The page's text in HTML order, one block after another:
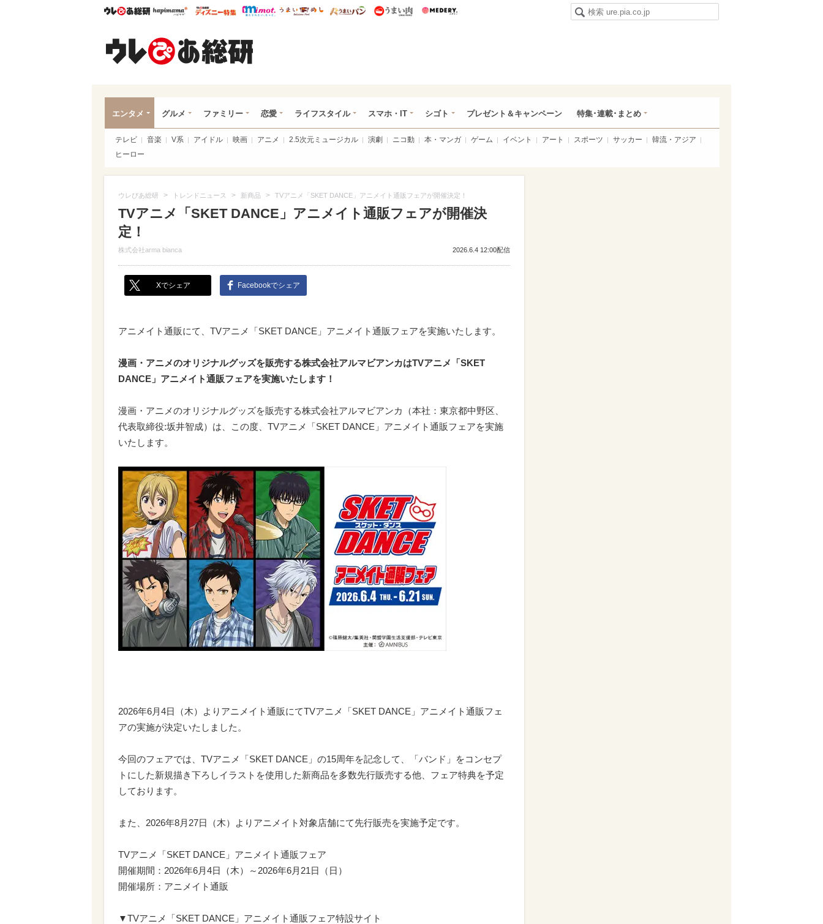
ウレぴあ総研ハピママ* ウレぴあ総研 ディズニー特集
mimot. うまいめし うまいパン うまい肉
エンタメ グルメ ファミリー 恋愛 ライフスタイル スマホ・IT シゴト プレゼント＆キャンペーン 特集･連載･まとめ
テレビ 音楽 V系 アイドル 映画 アニメ 2.5次元ミュージカル 演劇 ニコ動 本・マンガ ゲーム イベント アート スポーツ サッカー
韓流・アジア
ヒーロー
ウレぴあ総研 > トレンドニュース > 新商品 > TVアニメ「SKET DANCE」アニメイト通販フェアが開催決定！
TVアニメ「SKET DANCE」アニメイト通販フェアが開催決
定！
株式会社arma bianca 2026.6.4 12:00配信
Xでシェア Facebookでシェア
アニメイト通販にて、TVアニメ「SKET DANCE」アニメイト通販フェアを実施いたします。
漫画・アニメのオリジナルグッズを販売する株式会社アルマビアンカはTVアニメ「SKET
DANCE」アニメイト通販フェアを実施いたします！
漫画・アニメのオリジナルグッズを販売する株式会社アルマビアンカ（本社：東京都中野区、
代表取締役:坂井智成）は、この度、TVアニメ「SKET DANCE」アニメイト通販フェアを実施
いたします。
2026年6月4日（木）よりアニメイト通販にてTVアニメ「SKET DANCE」アニメイト通販フェ
アの実施が決定いたしました。
今回のフェアでは、TVアニメ「SKET DANCE」の15周年を記念して、「バンド」をコンセプ
トにした新規描き下ろしイラストを使用した新商品を多数先行販売する他、フェア特典を予定
しております。
また、2026年8月27日（木）よりアニメイト対象店舗にて先行販売を実施予定です。
TVアニメ「SKET DANCE」アニメイト通販フェア
開催期間：2026年6月4日（木）～2026年6月21日（日）
開催場所：アニメイト通販
▼TVアニメ「SKET DANCE」アニメイト通販フェア特設サイト